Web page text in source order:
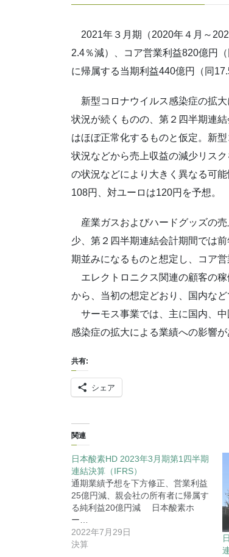
2021年３月期（2020年４月～
2.4％減）、コア営業利益820億円
に帰属する当期利益440億円（同
新型コロナウイルス感染症の拡
状況が続くものの、第２四半期連
はほぼ正常化するものと仮定。新
状況などから売上収益の減少リス
の状況などにより大きく異なる可
108円、対ユーロは120円を予想。
産業ガスおよびハードグッズの
少、第２四半期連結会計期間では
期並みになるものと想定し、コア
エレクトロニクス関連の顧客の稼
から、当初の想定どおり、国内など
サーモス事業では、主に国内、中
感染症の拡大による業績への影響が
共有:
シェア
関連
日本酸素HD 2023年3月期第1四半期
連結決算（IFRS）
通期業績予想を下方修正、営業利益
25億円減、親会社の所有者に帰属す
る純利益20億円減 日本酸素ホ
ー…
2022年7月29日
決算